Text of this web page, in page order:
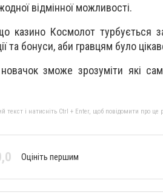
відмінної можливості.
казино Космолот турбується за
та бонуси, аби гравцям було
зможе зрозуміти які
текст і натисніть Ctrl + Enter, щоб повідомити про це
Оцініть першим